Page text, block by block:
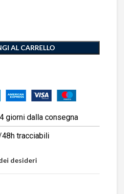
AL CARRELLO
giorni dalla consegna
tracciabili
desideri